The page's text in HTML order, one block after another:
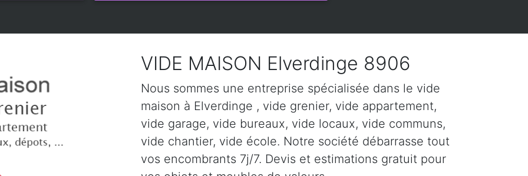
VIDE MAISON Elverdinge 8906
Nous sommes une entreprise spécialisée dans le vide
maison à Elverdinge , vide grenier, vide appartement,
vide garage, vide bureaux, vide locaux, vide communs,
vide chantier, vide école. Notre société débarrasse tout
vos encombrants 7j/7. Devis et estimations gratuit pour